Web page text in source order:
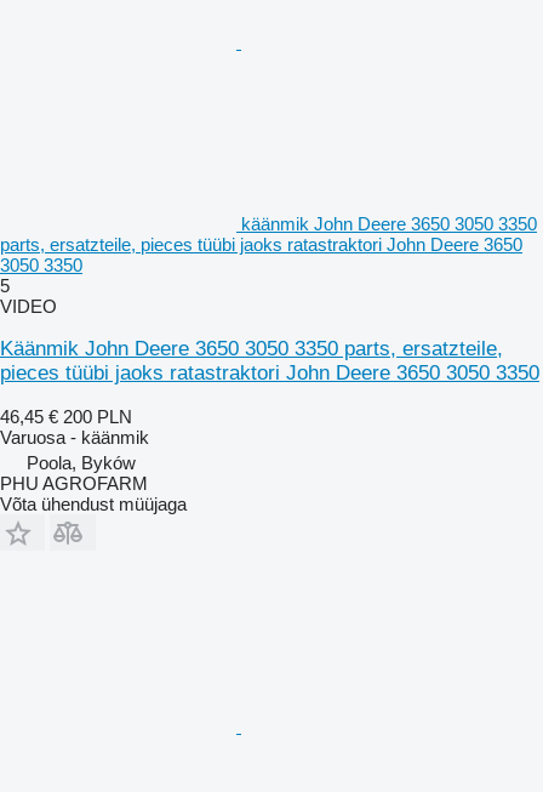
käänmik John Deere 3650 3050 3350
parts, ersatzteile, pieces tüübi jaoks ratastraktori John Deere 3650
3050 3350
5
VIDEO
Käänmik John Deere 3650 3050 3350 parts, ersatzteile,
pieces tüübi jaoks ratastraktori John Deere 3650 3050 3350
46,45 € 200 PLN
Varuosa - käänmik
Poola, Byków
PHU AGROFARM
Võta ühendust müüjaga